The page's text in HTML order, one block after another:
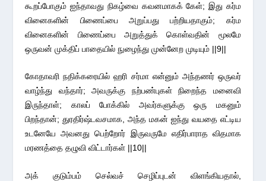
கூறப்போகும் ஐந்தாவது நிகழ்வை கவனமாகக் கேள்; இது கர்ம
வினைகளின் பிணைப்பை அறுப்பது பற்றியதாகும்; கர்ம
வினைகளின் பிணைப்பை அறுத்துக் கொள்வதின் மூலமே
ஒருவன் முக்திப் பாதையில் நுழைந்து முன்னேற முடியும் ||9||
கோதாவரி நதிக்கரையில் ஹரி சர்மா என்னும் அந்தணர் ஒருவர்
வாழ்ந்து வந்தார்; அவருக்கு நற்பண்புகள் நிறைந்த மனைவி
இருந்தாள்; காலப் போக்கில் அவர்களுக்கு ஒரு மகனும்
பிறந்தான்; துரதிர்ஷ்டவசமாக, அந்த மகன் ஐந்து வயதை எட்டிய
உடனேயே அவனது பெற்றோர் இருவருமே எதிர்பாராத விதமாக
மரணத்தை தழுவி விட்டார்கள் ||10||
அக் குடும்பம் செல்வச் செழிப்புடன் விளங்கியதால்,